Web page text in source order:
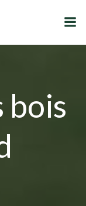
bois